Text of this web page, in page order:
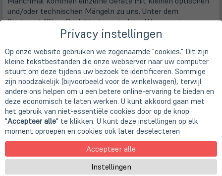
und/oder technischen Mängeln zu uns. Unter dem
Stichwort "StoreDeals" bieten wir diese Ware zu einem
besonders günstigen Preis an. Dieses Storedeal-Angebot
weist folgende Mängel auf:
Ein USB-C Port ohne Funktion
Bei diesem Gerät sind bis auf einen USB-C Port alle Ports
voll funktionsfähig. Die Funktionalität des Gerätes ist nicht
eingeschränkt. Der beschädigte USB-C Port ist von uns
deaktiviert und versiegelt worden. So wird eine
Beschädigung das Boards verhindert.
Manufacturer
Privacy instellingen
Op onze website gebruiken we zogenaamde "cookies." Dit zijn
kleine tekstbestanden die onze webserver naar uw computer
stuurt om deze tijdens uw bezoek te identificeren. Sommige
zijn noodzakelijk (bijvoorbeeld voor de winkelwagen), terwijl
andere ons helpen om u een betere online-ervaring te bieden en
deze economisch te laten werken. U kunt akkoord gaan met
het gebruik van niet-essentiële cookies door op de knop
"Accepteer alle" te klikken. U kunt deze instellingen op elk
moment oproepen en cookies ook later deselecteren
Accepteer alle
Instellingen